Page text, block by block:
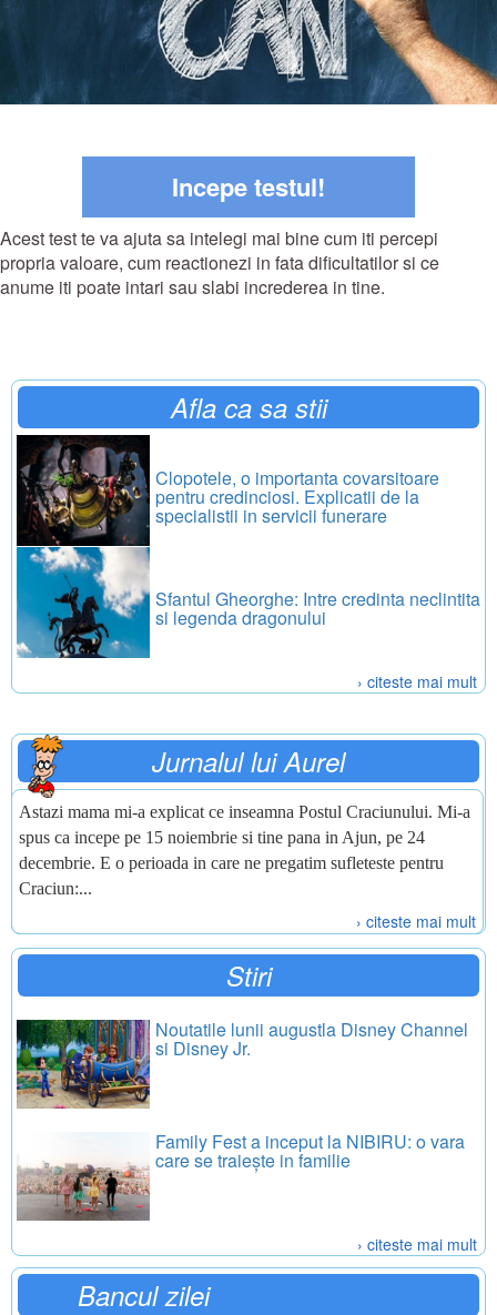
Incepe testul!
Acest test te va ajuta sa intelegi mai bine cum iti percepi
propria valoare, cum reactionezi in fata dificultatilor si ce
anume iti poate intari sau slabi increderea in tine.
Afla ca sa stii
Clopotele, o importanta covarsitoare
pentru credinciosi. Explicatii de la
specialistii in servicii funerare
Sfantul Gheorghe: Intre credinta neclintita
si legenda dragonului
› citeste mai mult
Jurnalul lui Aurel
Astazi mama mi-a explicat ce inseamna Postul Craciunului. Mi-a
spus ca incepe pe 15 noiembrie si tine pana in Ajun, pe 24
decembrie. E o perioada in care ne pregatim sufleteste pentru
Craciun:...
› citeste mai mult
Stiri
Noutatile lunii augustla Disney Channel
si Disney Jr.
Family Fest a inceput la NIBIRU: o vara
care se traiește in familie
› citeste mai mult
Bancul zilei